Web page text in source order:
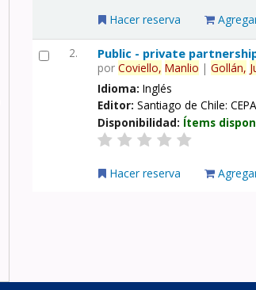
Hacer reserva
2. Public - private
porCoviello, Manlio |Gollán,
Idioma:Inglés
Editor:Santiago de Chile:
Disponibilidad: Ítems
Hacer reserva